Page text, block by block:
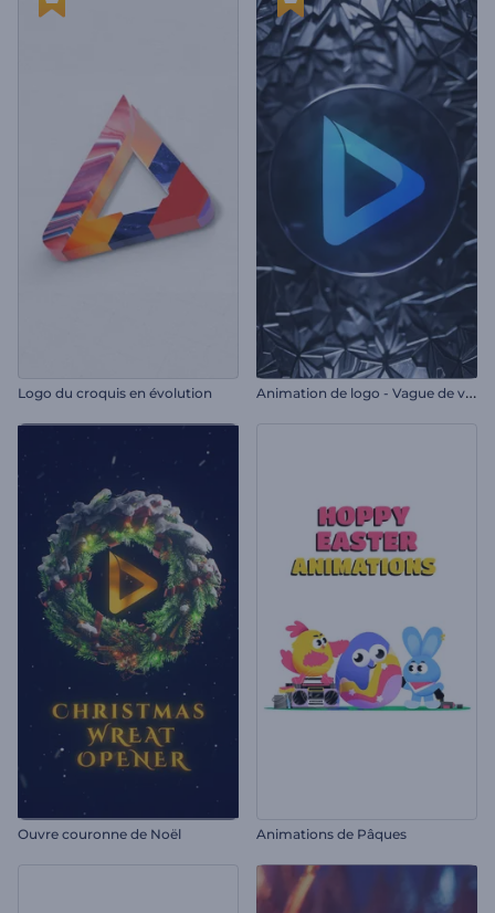
Logo du croquis en évolution A
nimation de logo - Vague de verre brisé
Ouvre couronne de Noël Animations de Pâques